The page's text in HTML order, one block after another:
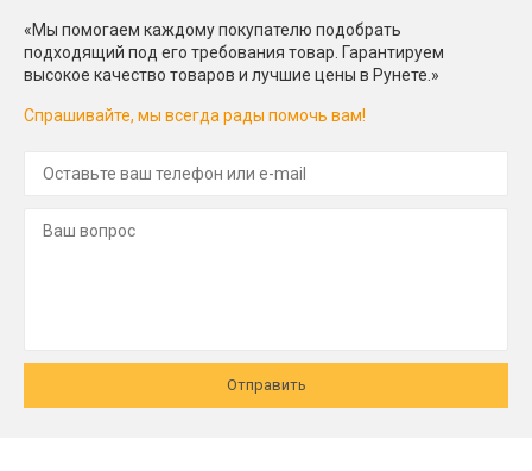
«Мы помогаем каждому покупателю подобрать
подходящий под его требования товар. Гарантируем
высокое качество товаров и лучшие цены в Рунете.»
Спрашивайте, мы всегда рады помочь вам!
Отправить